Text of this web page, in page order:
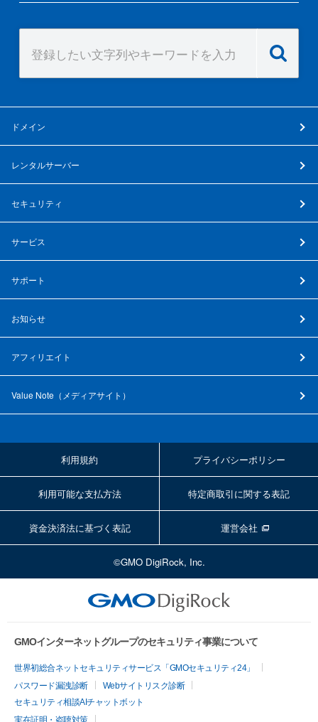
ドメイン
レンタルサーバー
セキュリティ
サービス
サポート
お知らせ
アフィリエイト
Value Note（ メディアサイト ）
利用規約 プライバシーポリシー
利用可能な支払方法 特定商取引に関する表記
資金決済法に基づく表記 運営会社
©GMO DigiRock, Inc.
GMOインターネットグループのセキュリティ事業について
世界初総合ネットセキュリティサービス「GMOセキュリティ24」
パスワード漏洩診断
Webサイトリスク診断
セキュリティ相談AIチャットボット
実在証明・盗聴対策